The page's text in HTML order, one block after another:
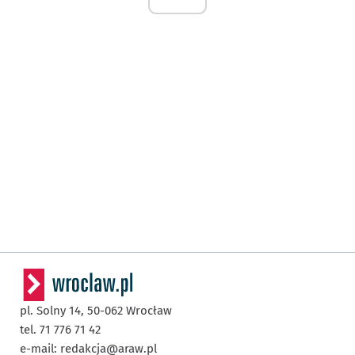
pl. Solny 14, 50-062 Wrocław
tel. 71 776 71 42
e-mail: redakcja@araw.pl